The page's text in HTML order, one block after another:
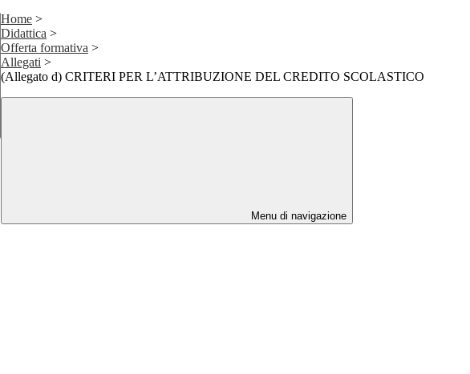
Home >
Didattica >
Offerta formativa >
Allegati >
(Allegato d) CRITERI PER L’ATTRIBUZIONE DEL CREDITO SCOLASTICO
Menu di navigazione